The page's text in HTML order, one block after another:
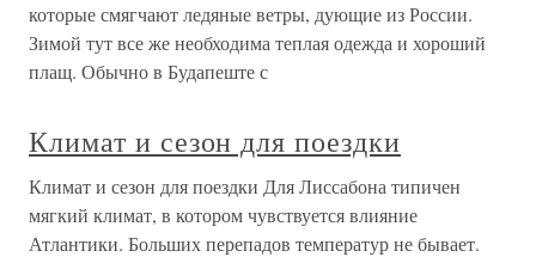
которые смягчают ледяные ветры, дующие из России.
Зимой тут все же необходима теплая одежда и хороший
плащ. Обычно в Будапеште с
Климат и сезон для поездки
Климат и сезон для поездки Для Лиссабона типичен
мягкий климат, в котором чувствуется влияние
Атлантики. Больших перепадов температур не бывает.